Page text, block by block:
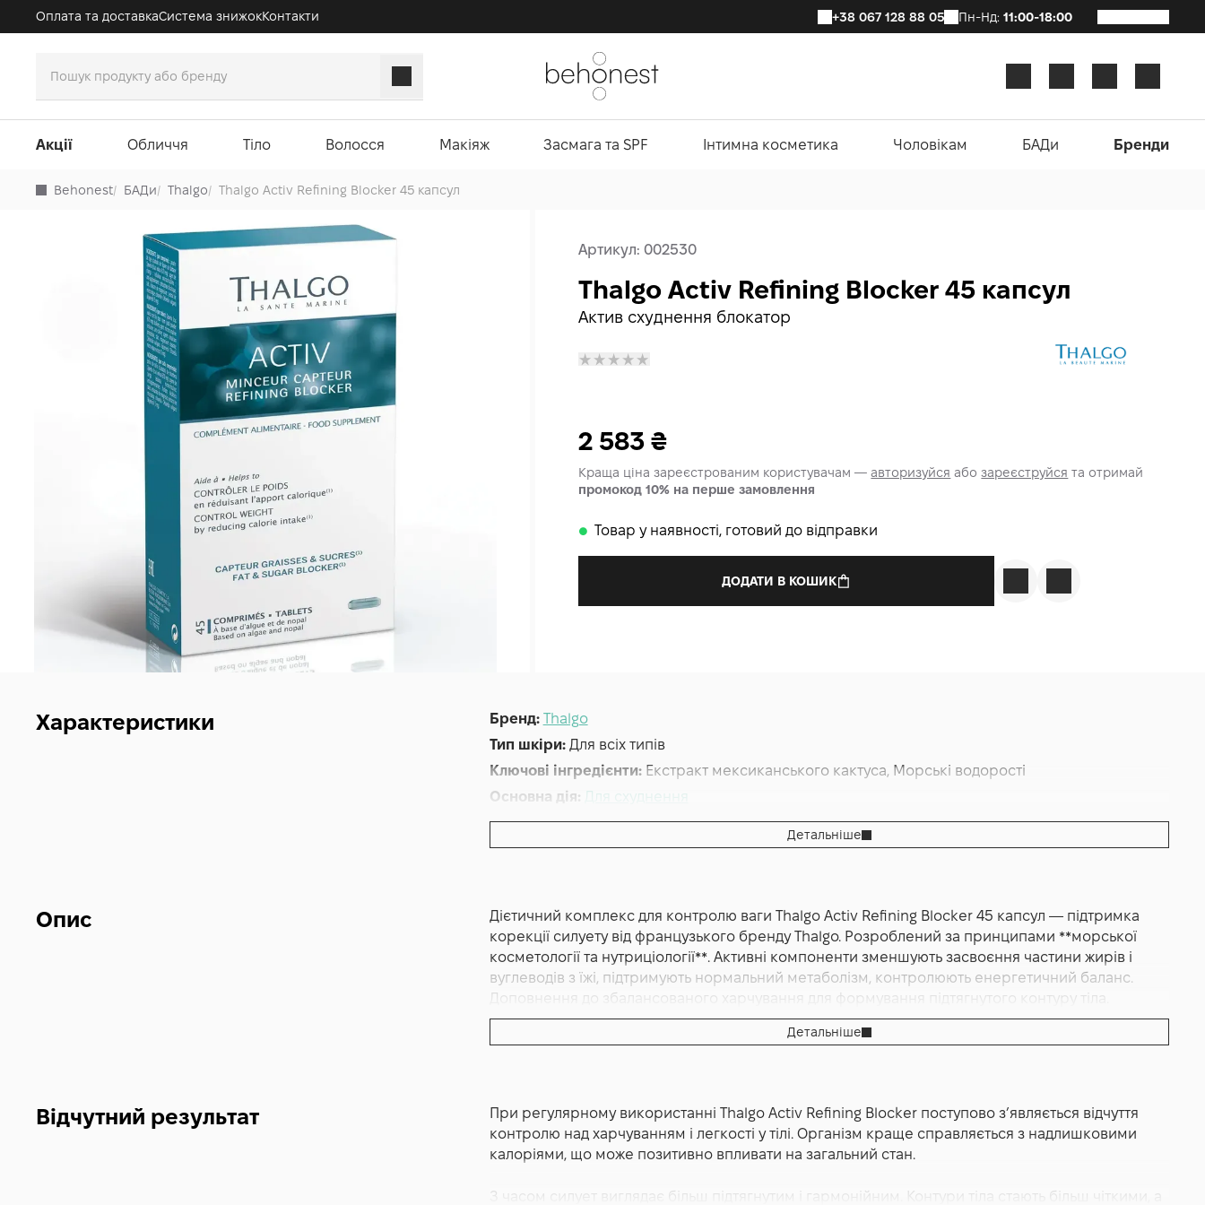
Оплата та доставкаСистема знижокКонтакти +38 067 128 88 05 Пн-Нд: 11:00-18:00
Акції Обличчя Тіло Волосся Макіяж Засмага та SPF Інтимна косметика Чоловікам БАДи Бренди
Behonest/ БАДи/ Thalgo/ Thalgo Activ Refining Blocker 45 капсул
Артикул:002530
Актив схуднення блокатор
Thalgo Activ Refining Blocker 45 капсул
2 583₴
Краща ціна зареєстрованим користувачам —авторизуйся абозареєструйся та отримай
промокод 10% на перше замовлення
𒊹 Товар у наявності, готовий до відправки
ДОДАТИ В КОШИК
Характеристики Бренд: Thalgo
Тип шкіри: Для всіх типів
Ключові інгредієнти: Екстракт мексиканського кактуса, Морські водорості
Основна дія: Для схуднення
Форма випуску:Таблетки
Країна:Франція
Детальніше
Опис
Дієтичний комплекс для контролю ваги Thalgo Activ Refining Blocker 45 капсул — підтримка
корекції силуету від французького бренду Thalgo. Розроблений за принципами **морської
косметології та нутриціології**. Активні компоненти зменшують засвоєння частини жирів і
вуглеводів з їжі, підтримують нормальний метаболізм, контролюють енергетичний баланс.
Доповнення до збалансованого харчування для формування підтягнутого контуру тіла.
Французький бренд Thalgo.
підтримку обмінних процесів і допомогу організму у формуванні більш підтягнутого контуру
тіла. Засіб працює як доповнення до збалансованого харчування та активного способу життя,
допомагаючи досягати більш виражених результатів.
Детальніше
Відчутний результат
При регулярному використанні Thalgo Activ Refining Blocker поступово з’являється відчуття
контролю над харчуванням і легкості у тілі. Організм краще справляється з надлишковими
калоріями, що може позитивно впливати на загальний стан.
З часом силует виглядає більш підтягнутим і гармонійним. Контури тіла стають більш чіткими, а